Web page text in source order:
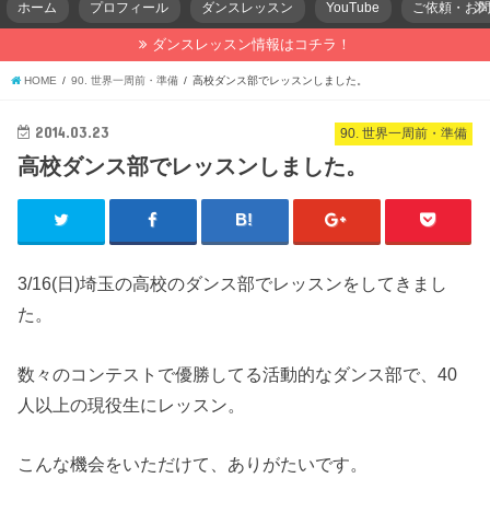
ホーム プロフィール ダンスレッスン YouTube ご依頼・お
ダンスレッスン情報はコチラ！
HOME 90. 世界一周前・準備 高校ダンス部でレッスンしました。
90. 世界一周前・準備
2014.03.23
高校ダンス部でレッスンしました。
3/16(日)埼玉の高校のダンス部でレッスンをしてきまし
た。
数々のコンテストで優勝してる活動的なダンス部で、40
人以上の現役生にレッスン。
こんな機会をいただけて、ありがたいです。